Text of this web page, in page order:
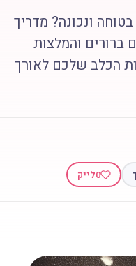
ונכונה? מדריך
והמלצות
הכלב שלכם לאורך
0לייק